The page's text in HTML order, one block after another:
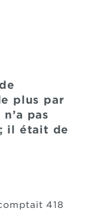
plus par
pas
il était de
418